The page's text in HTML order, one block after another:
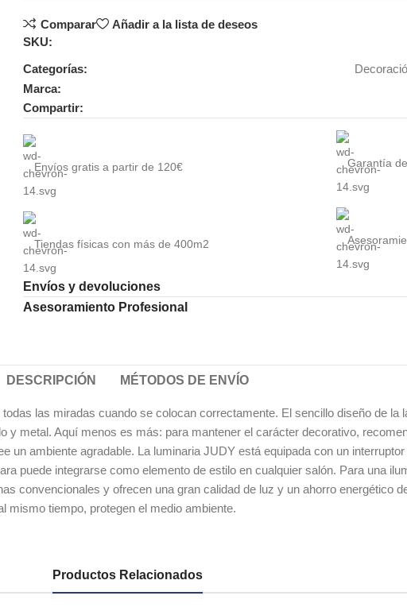
Comparar
Añadir a la lista de deseos
SKU:
Categorías:
Marca:
Compartir:
Envíos gratis a partir de 120€
Tiendas físicas con más de 400m2
Garantía
Envíos y devoluciones
Asesoramiento Profesional
DESCRIPCIÓN MÉTODOS DE ENVÍO
las miradas cuando se colocan correctamente. El sencillo diseño de
metal. Aquí menos es más: para mantener el carácter decorativo,
un ambiente agradable. La luminaria JUDY está equipada con un
puede integrarse como elemento de estilo en cualquier salón. Para una
convencionales y ofrecen una gran calidad de luz y un ahorro energético
mismo tiempo, protegen el medio ambiente.
Productos Relacionados